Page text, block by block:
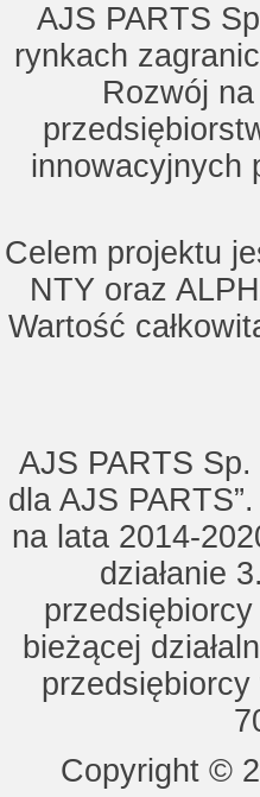
AJS PARTS
rynkach
Rozwój
innowacyjnych
Celem projektu
NTY oraz
Wartość
AJS PARTS
dla AJS
na lata 2014-
działanie
bieżącej
Copyright ©